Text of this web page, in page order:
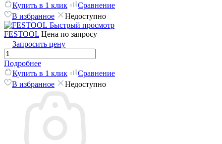
Купить в 1 клик
Сравнение
В избранное
Недоступно
Быстрый просмотр
FESTOOL Цена по запросу
Запросить цену
Подробнее
Купить в 1 клик
Сравнение
В избранное
Недоступно